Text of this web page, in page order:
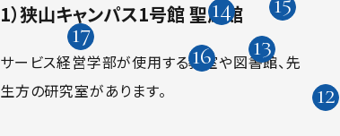
1）狭山キャンパス1号館 聖風館
サービス経営学部が使用する教室や図書館、先
生方の研究室があります。